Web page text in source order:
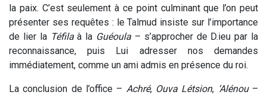
la paix. C’est seulement à ce point culminant que l’on peut
présenter ses requêtes : le Talmud insiste sur l’importance
de lier la Téfilaà la Guéoula – s’approcher de D.ieu par la
reconnaissance, puis Lui adresser nos demandes
immédiatement, comme un ami admis en présence du roi.
La conclusion de l’office – Achré, Ouva Létsion, ‘Alénou–